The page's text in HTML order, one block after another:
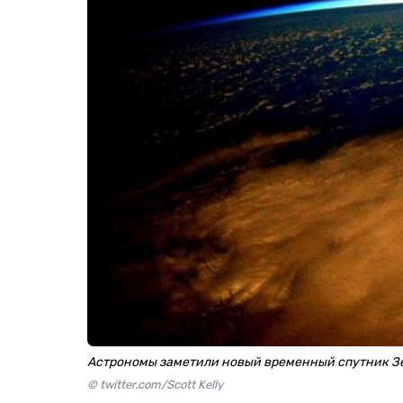
Астрономы заметили новый временный спутник
© twitter.com/Scott Kelly